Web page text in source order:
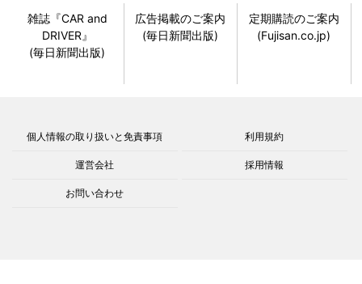
雑誌『CAR and
DRIVER』
(毎日新聞出版)
広告掲載のご案内
(毎日新聞出版)
定期購読のご案内
(Fujisan.co.jp)
個人情報の取り扱いと免責事項 利用規約
運営会社 採用情報
お問い合わせ